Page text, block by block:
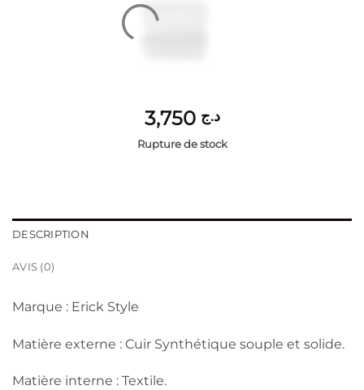
د.ج 3,750
Rupture de stock
DESCRIPTION
AVIS (0)
Marque : Erick Style
Matière externe : Cuir Synthétique souple et solide.
Matière interne : Textile.